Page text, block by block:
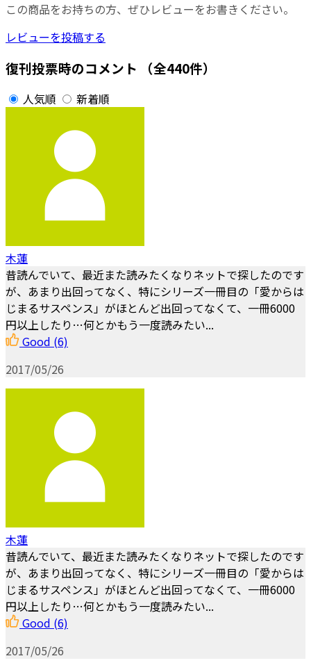
この商品をお持ちの方、ぜひレビューをお書きください。
レビューを投稿する
復刊投票時のコメント （全440件）
人気順 新着順
木蓮
昔読んでいて、最近また読みたくなりネットで探したのです
が、あまり出回ってなく、特にシリーズ一冊目の「愛からは
じまるサスペンス」がほとんど出回ってなくて、一冊6000
円以上したり…何とかもう一度読みたい...
Good (6)
2017/05/26
木蓮
昔読んでいて、最近また読みたくなりネットで探したのです
が、あまり出回ってなく、特にシリーズ一冊目の「愛からは
じまるサスペンス」がほとんど出回ってなくて、一冊6000
円以上したり…何とかもう一度読みたい...
Good (6)
2017/05/26